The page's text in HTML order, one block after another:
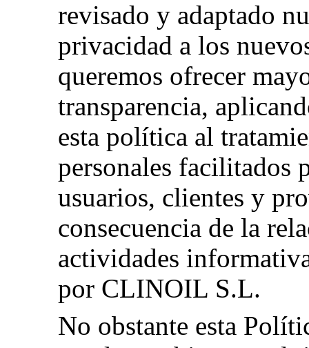
revisado y adaptado
privacidad a los
queremos ofrecer
transparencia,
esta política al
personales facilitados
usuarios, clientes y
consecuencia de la
actividades
por CLINOIL S.L.
No obstante esta